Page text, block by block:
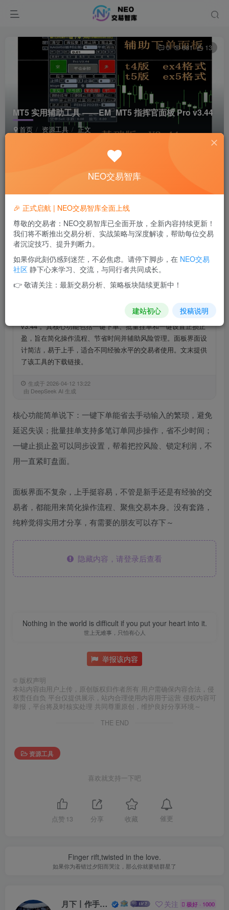
MT5 实用辅助工具 ——EM_MT5 指挥官面板 Pro v3.44
首页 资源工具 正文
0 681 13
此内容为免费资源，请登录后查看
AI AI摘要介绍 DeepSeek-Chat
该文章介绍了MT5交易辅助工具“EM_MT5指挥官面板Pro
v3.44”。其核心功能包括一键下单、批量挂单和一键设置止损止
盈，旨在简化操作流程、节省时间并辅助风险管理。面板界面设
计简洁，易于上手，适合不同经验水平的交易者使用。文末提供
了该工具的下载链接。
生成于 2026-04-12 13:22
由 DeepSeek AI 生成
核心功能简单说下：一键下单能省去手动输入的繁琐，避免
延迟失误；批量挂单支持多笔订单同步操作，省不少时间；
一键止损止盈可以同步设置，帮着把控风险、锁定利润，不
用一直紧盯盘面。
面板界面不复杂，上手挺容易，不管是新手还是有经验的交
易者，都能用来简化操作流程、聚焦交易本身。没有套路，
纯粹觉得实用才分享，有需要的朋友可以存下～
隐藏内容，请登录后查看
Nothing in the world is difficult if you put your heart into it.
世上无难事，只怕有心人
举报该内容
© 版权声明
本站内容由用户上传，原创版权归作者所有 用户需确保内容合法，侵
权责任自负 平台仅提供展示，站内合理使用内容用于运营 侵权内容可
举报，平台将及时核实处理 共同尊重原创，维护良好分享环境～
THE END
资源工具
喜欢就支持一下吧
点赞 13 分享 收藏 催更
Finger rift,twisted in the love.
如果你为着错过夕阳而哭泣，那么你就要错群星了
月下丨作手余生 关注 极好 · 1000
NEO交易智库
🎉 正式启航 | NEO交易智库全面上线
尊敬的交易者：NEO交易智库已全面开放，全新内容持续更新！
我们将不断推出交易分析、实战策略与深度解读，帮助每位交易
者沉淀技巧、提升判断力。
如果你此刻仍感到迷茫，不必焦虑。请停下脚步，在 NEO交易
社区 静下心来学习、交流，与同行者共同成长。
👉 敬请关注：最新交易分析、策略板块陆续更新中！
建站初心 投稿说明